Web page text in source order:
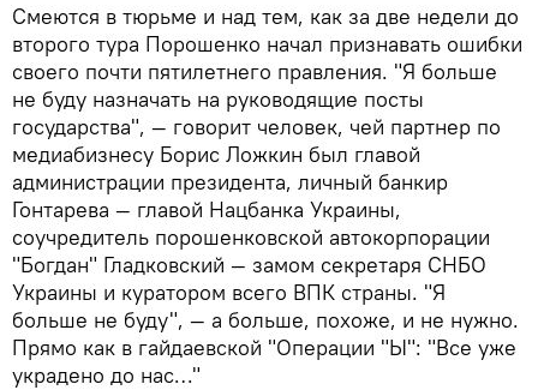
Смеются в тюрьме и над тем, как за две недели до
второго тура Порошенко начал признавать ошибки
своего почти пятилетнего правления. "Я больше
не буду назначать на руководящие посты
государства", — говорит человек, чей партнер по
медиабизнесу Борис Ложкин был главой
администрации президента, личный банкир
Гонтарева — главой Нацбанка Украины,
соучредитель порошенковской автокорпорации
"Богдан" Гладковский — замом секретаря СНБО
Украины и куратором всего ВПК страны. "Я
больше не буду", — а больше, похоже, и не нужно.
Прямо как в гайдаевской "Операции "Ы": "Все уже
украдено до нас…"